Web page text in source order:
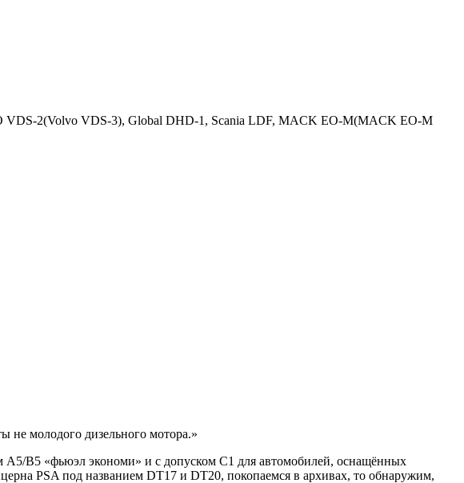
2(Volvo VDS-3), Global DHD-1, Scania LDF, MACK EO-M(MACK EO-M
не молодого дизельного мотора.»
А5/В5 «фьюэл экономи» и с допуском С1 для автомобилей, оснащённых
PSA под названием DT17 и DT20, покопаемся в архивах, то обнаружим,